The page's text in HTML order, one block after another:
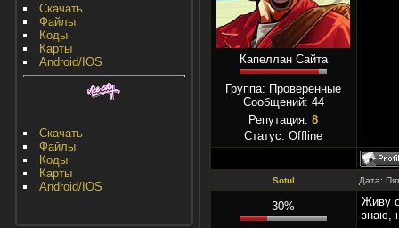
Скачать
Файлы
Коды
Карты
Android/IOS
Скачать
Файлы
Коды
Карты
Android/IOS
Капеллан Сайта
Группа: Проверенные
Сообщений: 44
Репутация: 8
Статус: Offline
Sotul Дата:
30%
Живу
знаю,